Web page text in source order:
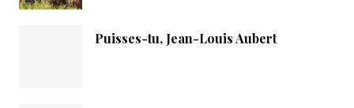
Puisses-tu, Jean-Louis Aubert